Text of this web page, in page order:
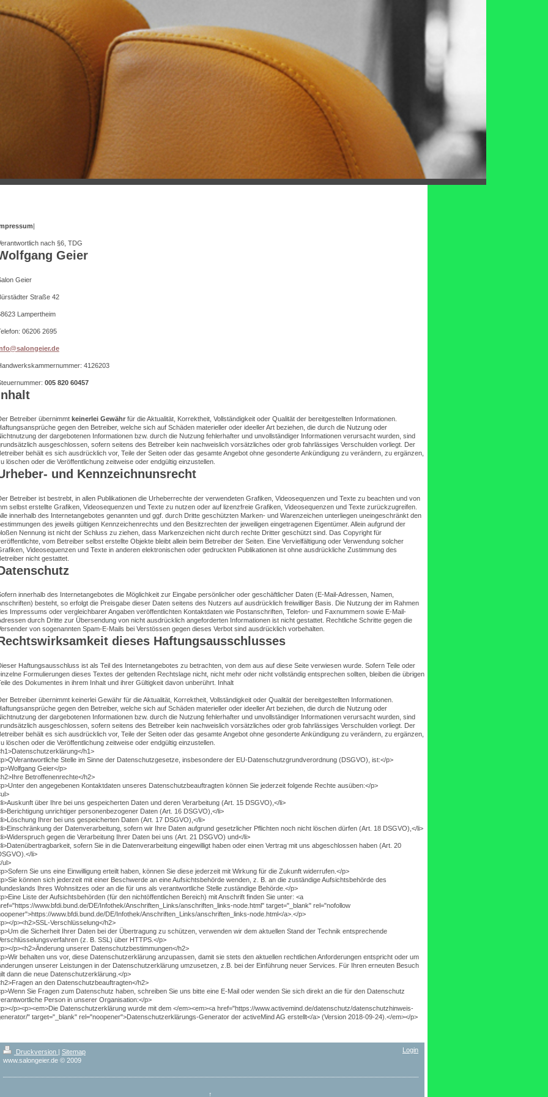
|
nach §6, TDG
Geier
Geier
Straße 42
Lampertheim
06206 2695
4126203
005 820 60457
Betreiber übernimmt keinerlei Gewährfür die Aktualität, Korrektheit, Vollständigkeit oder Qualität der bereitgestellten Informationen.
gegen den Betreiber, welche sich auf Schäden materieller oder ideeller Art beziehen, die durch die Nutzung oder
der dargebotenen Informationen bzw. durch die Nutzung fehlerhafter und unvollständiger Informationen verursacht wurden, sind
ausgeschlossen, sofern seitens des Betreiber kein nachweislich vorsätzliches oder grob fahrlässiges Verschulden vorliegt. Der
behält es sich ausdrücklich vor, Teile der Seiten oder das gesamte Angebot ohne gesonderte Ankündigung zu verändern, zu ergänzen,
löschen oder die Veröffentlichung zeitweise oder endgültig einzustellen.
und Kennzeichnunsrecht
Betreiber ist bestrebt, in allen Publikationen die Urheberrechte der verwendeten Grafiken, Videosequenzen und Texte zu beachten und von
selbst erstellte Grafiken, Videosequenzen und Texte zu nutzen oder auf lizenzfreie Grafiken, Videosequenzen und Texte zurückzugreifen.
innerhalb des Internetangebotes genannten und ggf. durch Dritte geschützten Marken- und Warenzeichen unterliegen uneingeschränkt den
des jeweils gültigen Kennzeichenrechts und den Besitzrechten der jeweiligen eingetragenen Eigentümer. Allein aufgrund der
Nennung ist nicht der Schluss zu ziehen, dass Markenzeichen nicht durch rechte Dritter geschützt sind. Das Copyright für
vom Betreiber selbst erstellte Objekte bleibt allein beim Betreiber der Seiten. Eine Vervielfältigung oder Verwendung solcher
Videosequenzen und Texte in anderen elektronischen oder gedruckten Publikationen ist ohne ausdrückliche Zustimmung des
nicht gestattet.
innerhalb des Internetangebotes die Möglichkeit zur Eingabe persönlicher oder geschäftlicher Daten (E-Mail-Adressen, Namen,
besteht, so erfolgt die Preisgabe dieser Daten seitens des Nutzers auf ausdrücklich freiwilliger Basis. Die Nutzung der im Rahmen
Impressums oder vergleichbarer Angaben veröffentlichten Kontaktdaten wie Postanschriften, Telefon- und Faxnummern sowie E-Mail-
durch Dritte zur Übersendung von nicht ausdrücklich angeforderten Informationen ist nicht gestattet. Rechtliche Schritte gegen die
von sogenannten Spam-E-Mails bei Verstössen gegen dieses Verbot sind ausdrücklich vorbehalten.
dieses Haftungsausschlusses
Haftungsausschluss ist als Teil des Internetangebotes zu betrachten, von dem aus auf diese Seite verwiesen wurde. Sofern Teile oder
Formulierungen dieses Textes der geltenden Rechtslage nicht, nicht mehr oder nicht vollständig entsprechen sollten, bleiben die übrigen
des Dokumentes in ihrem Inhalt und ihrer Gültigkeit davon unberührt. Inhalt
Betreiber übernimmt keinerlei Gewähr für die Aktualität, Korrektheit, Vollständigkeit oder Qualität der bereitgestellten Informationen.
gegen den Betreiber, welche sich auf Schäden materieller oder ideeller Art beziehen, die durch die Nutzung oder
der dargebotenen Informationen bzw. durch die Nutzung fehlerhafter und unvollständiger Informationen verursacht wurden, sind
ausgeschlossen, sofern seitens des Betreiber kein nachweislich vorsätzliches oder grob fahrlässiges Verschulden vorliegt. Der
behält es sich ausdrücklich vor, Teile der Seiten oder das gesamte Angebot ohne gesonderte Ankündigung zu verändern, zu ergänzen,
löschen oder die Veröffentlichung zeitweise oder endgültig einzustellen.
h1>
Stelle im Sinne der Datenschutzgesetze, insbesondere der EU-Datenschutzgrundverordnung (DSGVO), ist:</p>
Geier</p>
Betroffenenrechte</h2>
den angegebenen Kontaktdaten unseres Datenschutzbeauftragten können Sie jederzeit folgende Rechte ausüben:</p>
über Ihre bei uns gespeicherten Daten und deren Verarbeitung (Art. 15 DSGVO),</li>
unrichtiger personenbezogener Daten (Art. 16 DSGVO),</li>
Ihrer bei uns gespeicherten Daten (Art. 17 DSGVO),</li>
der Datenverarbeitung, sofern wir Ihre Daten aufgrund gesetzlicher Pflichten noch nicht löschen dürfen (Art. 18 DSGVO),</li>
gegen die Verarbeitung Ihrer Daten bei uns (Art. 21 DSGVO) und</li>
sofern Sie in die Datenverarbeitung eingewilligt haben oder einen Vertrag mit uns abgeschlossen haben (Art. 20
li>
ul>
Sie uns eine Einwilligung erteilt haben, können Sie diese jederzeit mit Wirkung für die Zukunft widerrufen.</p>
können sich jederzeit mit einer Beschwerde an eine Aufsichtsbehörde wenden, z. B. an die zuständige Aufsichtsbehörde des
Ihres Wohnsitzes oder an die für uns als verantwortliche Stelle zuständige Behörde.</p>
Liste der Aufsichtsbehörden (für den nichtöffentlichen Bereich) mit Anschrift finden Sie unter: <a
www.bfdi.bund.de/DE/Infothek/Anschriften_Links/anschriften_links-node.html" target="_blank" rel="nofollow
www.bfdi.bund.de/DE/Infothek/Anschriften_Links/anschriften_links-node.html</a>.</p>
p><h2>SSL-Verschlüsselung</h2>
die Sicherheit Ihrer Daten bei der Übertragung zu schützen, verwenden wir dem aktuellen Stand der Technik entsprechende
(z. B. SSL) über HTTPS.</p>
p><h2>Änderung unserer Datenschutzbestimmungen</h2>
behalten uns vor, diese Datenschutzerklärung anzupassen, damit sie stets den aktuellen rechtlichen Anforderungen entspricht oder um
unserer Leistungen in der Datenschutzerklärung umzusetzen, z.B. bei der Einführung neuer Services. Für Ihren erneuten Besuch
dann die neue Datenschutzerklärung.</p>
an den Datenschutzbeauftragten</h2>
Sie Fragen zum Datenschutz haben, schreiben Sie uns bitte eine E-Mail oder wenden Sie sich direkt an die für den Datenschutz
Person in unserer Organisation:</p>
p><p><em>Die Datenschutzerklärung wurde mit dem </em><em><a href="https://www.activemind.de/datenschutz/datenschutzhinweis-
" target="_blank" rel="noopener">Datenschutzerklärungs-Generator der activeMind AG erstellt</a> (Version 2018-09-24).</em></p>
Druckversion | Sitemap
www.salongeier.de © 2009
Login
↑